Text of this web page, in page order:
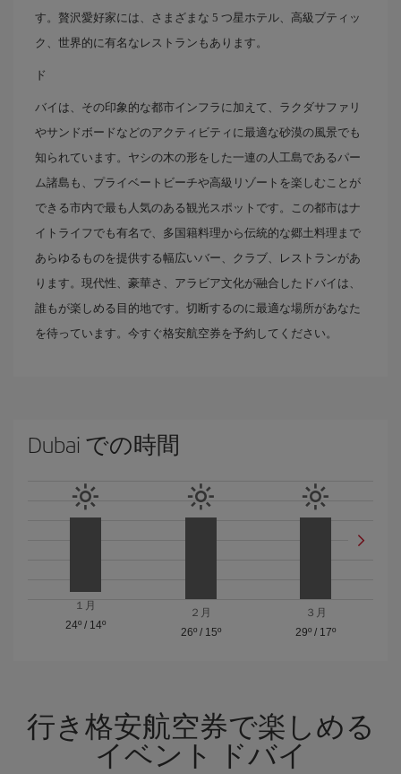
す。贅沢愛好家には、さまざまな 5 つ星ホテル、高級ブティッ
ク、世界的に有名なレストランもあります。
ド
バイは、その印象的な都市インフラに加えて、ラクダサファリ
やサンドボードなどのアクティビティに最適な砂漠の風景でも
知られています。ヤシの木の形をした一連の人工島であるパー
ム諸島も、プライベートビーチや高級リゾートを楽しむことが
できる市内で最も人気のある観光スポットです。この都市はナ
イトライフでも有名で、多国籍料理から伝統的な郷土料理まで
あらゆるものを提供する幅広いバー、クラブ、レストランがあ
ります。現代性、豪華さ、アラビア文化が融合したドバイは、
誰もが楽しめる目的地です。切断するのに最適な場所があなた
を待っています。今すぐ格安航空券を予約してください。
Dubai での時間
１月
24º/ 14º
２月
26º/ 15º
３月
29º / 17º
行き格安航空券で楽しめる
イベント ドバイ